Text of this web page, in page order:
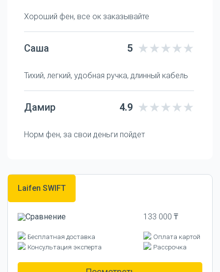
Хороший фен, все ок заказывайте
Саша 5
Тихий, легкий, удобная ручка, длинный кабель
Дамир 4.9
Норм фен, за свои деньги пойдет
Laifen SWIFT
133 000 ₸
Бесплатная доставка
Оплата картой
Консультация эксперта
Рассрочка